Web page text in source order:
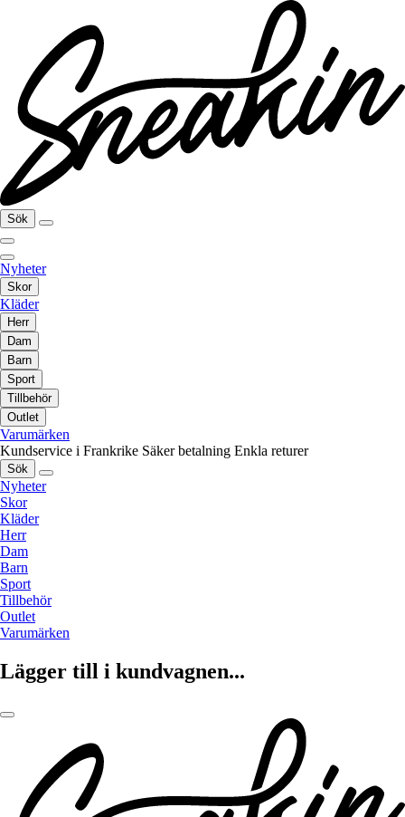
Sök
Nyheter
Skor
Kläder
Herr
Dam
Barn
Sport
Tillbehör
Outlet
Varumärken
Kundservice i Frankrike Säker betalning Enkla returer
Sök
Nyheter
Skor
Kläder
Herr
Dam
Barn
Sport
Tillbehör
Outlet
Varumärken
Lägger till i kundvagnen...